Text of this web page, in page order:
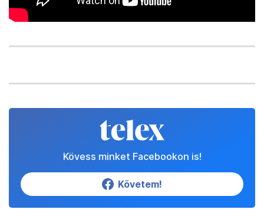
Kövess minket Facebookon is!
Követem!